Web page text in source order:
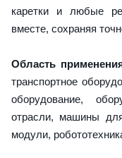
каретки и любые
вместе, сохраняя
Область
транспортное
оборудование,
отрасли, машины
модули,